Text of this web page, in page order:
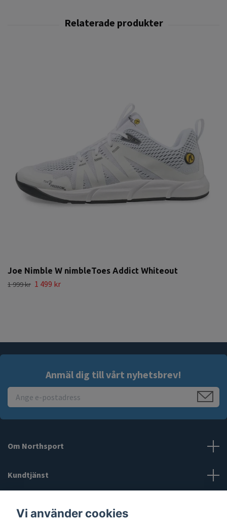
Joe Nimble W nimbleToes Addict Whiteout
1 999 kr 1 499 kr
Anmäl dig till vårt nyhetsbrev!
Om Northsport
Kundtjänst
Vi använder cookies